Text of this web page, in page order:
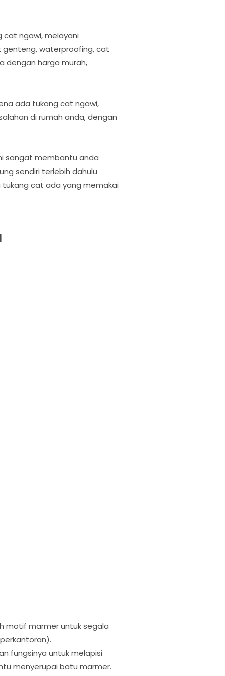
ngawi, melayani
waterproofing, cat
dengan harga murah,
ada tukang cat ngawi,
di rumah anda, dengan
sangat membantu anda
sendiri terlebih dahulu
cat ada yang memakai
motif marmer untuk segala
fungsinya untuk melapisi
menyerupai batu marmer.